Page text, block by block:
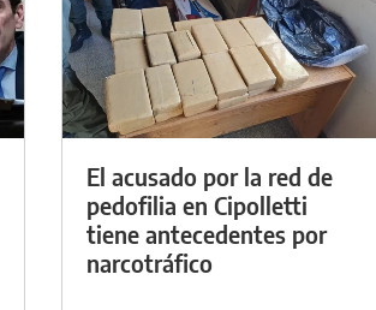
El acusado por la red de
pedofilia en Cipolletti
tiene antecedentes por
narcotráfico